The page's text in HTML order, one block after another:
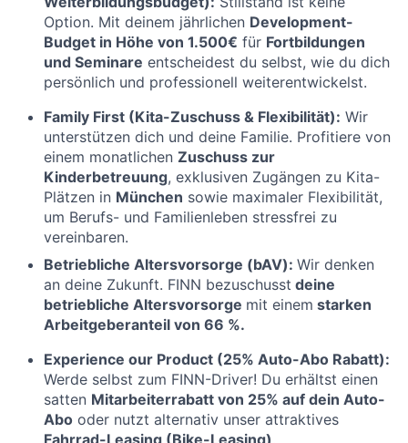
Option. Mit deinem jährlichen Development-
Budget in Höhe von 1.500€ für Fortbildungen
und Seminare entscheidest du selbst, wie du dich
persönlich und professionell weiterentwickelst.
Family First (Kita-Zuschuss & Flexibilität): Wir
unterstützen dich und deine Familie. Profitiere von
einem monatlichen Zuschuss zur
Kinderbetreuung, exklusiven Zugängen zu Kita-
Plätzen in München sowie maximaler Flexibilität,
um Berufs- und Familienleben stressfrei zu
vereinbaren.
Betriebliche Altersvorsorge (bAV): Wir denken
an deine Zukunft. FINN bezuschusst deine
betriebliche Altersvorsorge mit einem starken
Arbeitgeberanteil von 66 %.
Experience our Product (25% Auto-Abo Rabatt):
Werde selbst zum FINN-Driver! Du erhältst einen
satten Mitarbeiterrabatt von 25% auf dein Auto-
Abo oder nutzt alternativ unser attraktives
Fahrrad-Leasing (Bike-Leasing).